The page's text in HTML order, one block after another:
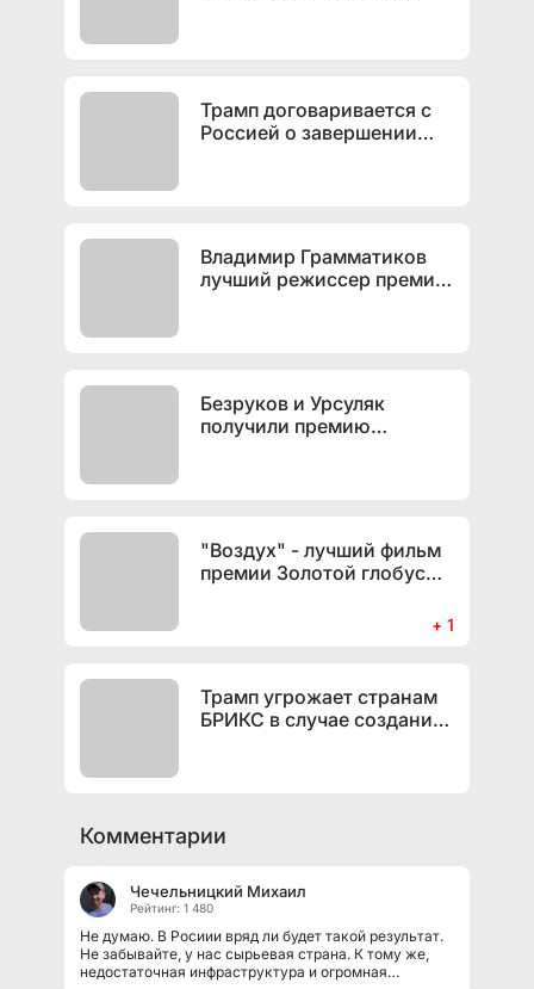
Трамп договаривается с
Россией о завершении
Владимир Грамматиков
лучший режиссер премии
Безруков и Урсуляк
получили премию
"Воздух" - лучший фильм
премии Золотой глобус
+ 1
Трамп угрожает странам
БРИКС в случае создания
Комментарии
Чечельницкий Михаил
Рейтинг: 1 480
Не думаю. В Росиии вряд ли будет такой результат.
Не забывайте, у нас сырьевая страна. К тому же,
недостаточная инфраструктура и огромная